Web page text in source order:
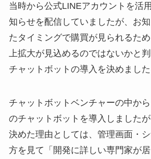
当時から公式LINEアカウントを活
知らせを配信していましたが、お
たタイミングで購買が見られるた
上拡大が見込めるのではないかと判
チャットボットの導入を決めました
チャットボットベンチャーの中から
のチャットボットを導入しましたが
決めた理由としては、管理画面・
方を見て「開発に詳しい専門家が